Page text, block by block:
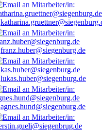
franz.huber@siegenburg.de
lukas.huber@siegenburg.de
agnes.hund@siegenburg.de